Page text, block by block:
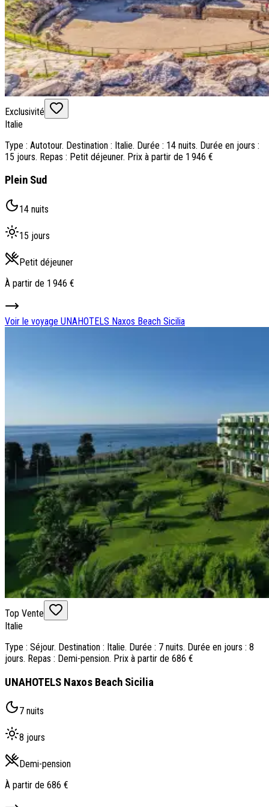
Exclusivité
Italie
Type : Autotour. Destination : Italie. Durée : 14 nuits. Durée en jours :
15 jours. Repas : Petit déjeuner. Prix à partir de 1 946 €
Plein Sud
14 nuits
15 jours
Petit déjeuner
À partir de 1 946 €
Voir le voyage UNAHOTELS Naxos Beach Sicilia
Top Vente
Italie
Type : Séjour. Destination : Italie. Durée : 7 nuits. Durée en jours : 8
jours. Repas : Demi-pension. Prix à partir de 686 €
UNAHOTELS Naxos Beach Sicilia
7 nuits
8 jours
Demi-pension
À partir de 686 €